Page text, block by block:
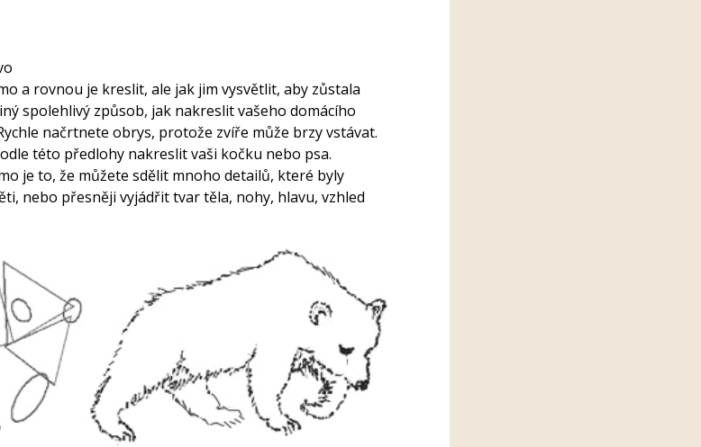
a rovnou je kreslit, ale jak jim vysvětlit, aby zůstala
spolehlivý způsob, jak nakreslit vašeho domácího
načrtnete obrys, protože zvíře může brzy vstávat.
této předlohy nakreslit vaši kočku nebo psa.
je to, že můžete sdělit mnoho detailů, které byly
nebo přesněji vyjádřit tvar těla, nohy, hlavu, vzhled